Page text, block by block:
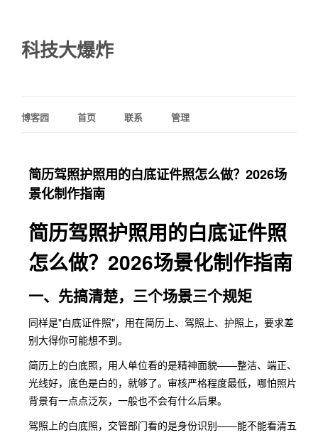
科技大爆炸
博客园 首页 联系 管理
简历驾照护照用的白底证件照怎么做？2026场
景化制作指南
简历驾照护照用的白底证件照
怎么做？2026场景化制作指南
一、先搞清楚，三个场景三个规矩
同样是"白底证件照"，用在简历上、驾照上、护照上，要求差
别大得你可能想不到。
简历上的白底照，用人单位看的是精神面貌——整洁、端正、
光线好，底色是白的，就够了。审核严格程度最低，哪怕照片
背景有一点点泛灰，一般也不会有什么后果。
驾照上的白底照，交管部门看的是身份识别——能不能看清五